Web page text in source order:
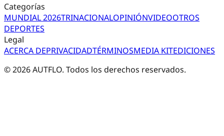
Categorías
MUNDIAL 2026TRINACIONALOPINIÓNVIDEOOTROS
DEPORTES
Legal
ACERCA DEPRIVACIDADTÉRMINOSMEDIA KITEDICIONES
©2026AUTFLO. Todos los derechos reservados.